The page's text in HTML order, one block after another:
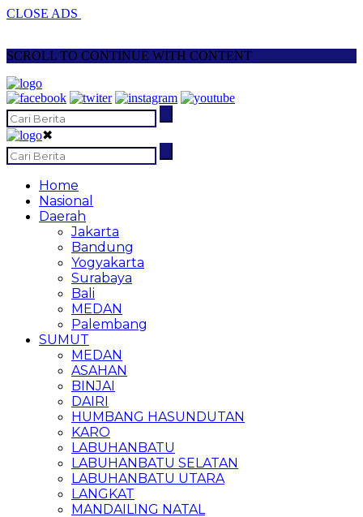
CLOSE ADS
SCROLL TO CONTINUE WITH CONTENT
✖
Home
Nasional
Daerah
Jakarta
Bandung
Yogyakarta
Surabaya
Bali
MEDAN
Palembang
SUMUT
MEDAN
ASAHAN
BINJAI
DAIRI
HUMBANG HASUNDUTAN
KARO
LABUHANBATU
LABUHANBATU SELATAN
LABUHANBATU UTARA
LANGKAT
MANDAILING NATAL